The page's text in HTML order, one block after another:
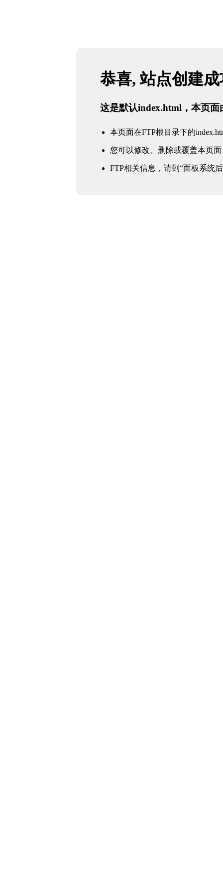
恭喜, 站点创建
这是默认index.html，本页面
本页面在FTP根目录下的
您可以修改、删除或覆盖本页面
FTP相关信息，请到“面板系统